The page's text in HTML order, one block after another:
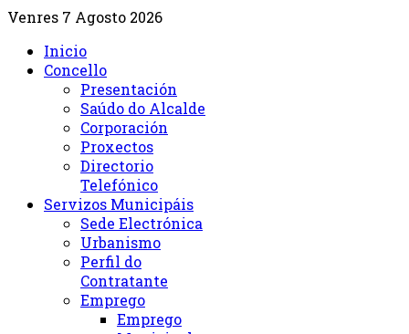
Venres 7 Agosto 2026
Inicio
Concello
Presentación
Saúdo do Alcalde
Corporación
Proxectos
Directorio
Telefónico
Servizos Municipáis
Sede Electrónica
Urbanismo
Perfil do
Contratante
Emprego
Emprego